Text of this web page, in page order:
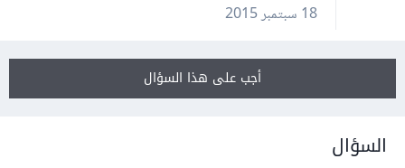
18 سبتمبر 2015
أجب على هذا السؤال
السؤال